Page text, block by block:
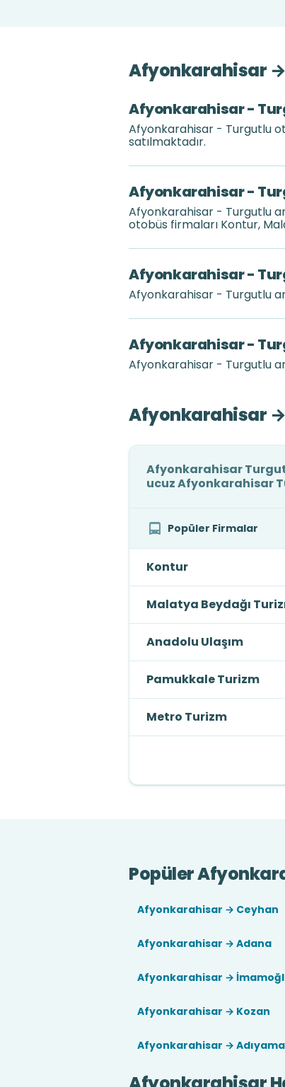
Afyonkarahisar →
Afyonkarahisar -
Afyonkarahisar - Turgutlu
satılmaktadır.
Afyonkarahisar -
Afyonkarahisar - Turgutlu
otobüs firmaları Kontur,
Afyonkarahisar -
Afyonkarahisar - Turgutlu
Afyonkarahisar -
Afyonkarahisar - Turgutlu
Afyonkarahisar →
Afyonkarahisar
ucuz Afyonkarahisar
Popüler Firmalar
Kontur
Malatya Beydağı
Anadolu Ulaşım
Pamukkale Turizm
Metro Turizm
Popüler
Afyonkarahisar → Ceyhan
Afyonkarahisar → Adana
Afyonkarahisar →
Afyonkarahisar → Kozan
Afyonkarahisar →